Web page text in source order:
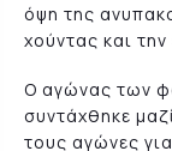
όψη της
χούντας και
Ο αγώνας των
συντάχθηκε
τους αγώνες